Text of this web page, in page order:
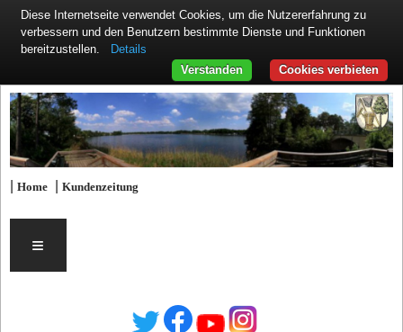
|Home |Kundenzeitung
≡
Diese Internetseite verwendet Cookies, um die Nutzererfahrung zu
verbessern und den Benutzern bestimmte Dienste und Funktionen
bereitzustellen.
Details
Cookies verbieten
Verstanden